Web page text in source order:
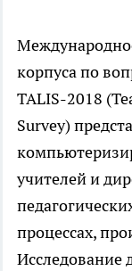
корпуса по
TALIS-2018
Survey)
учителей и
процессах,
Исследование